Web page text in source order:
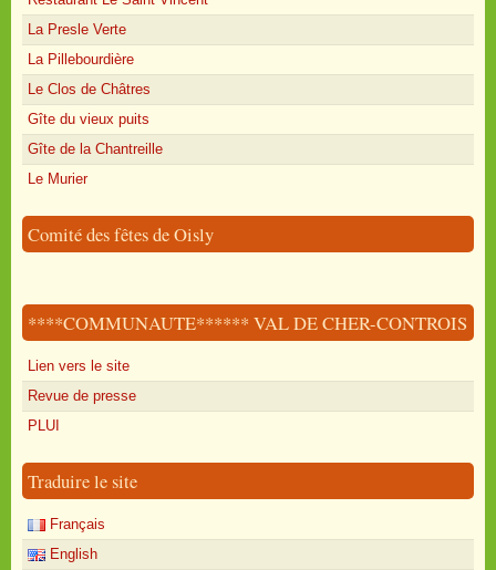
La Presle Verte
La Pillebourdière
Le Clos de Châtres
Gîte du vieux puits
Gîte de la Chantreille
Le Murier
Comité des fêtes de Oisly
****COMMUNAUTE****** VAL DE CHER-CONTROIS
Lien vers le site
Revue de presse
PLUI
Traduire le site
Français
English